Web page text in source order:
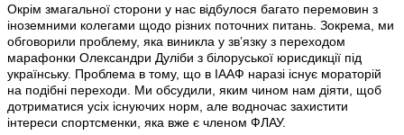
Окрім змагальної сторони у нас відбулося багато перемовин з
іноземними колегами щодо різних поточних питань. Зокрема, ми
обговорили проблему, яка виникла у зв’язку з переходом
марафонки Олександри Дуліби з білоруської юрисдикції під
українську. Проблема в тому, що в ІААФ наразі існує мораторій
на подібні переходи. Ми обсудили, яким чином нам діяти, щоб
дотриматися усіх існуючих норм, але водночас захистити
інтереси спортсменки, яка вже є членом ФЛАУ.